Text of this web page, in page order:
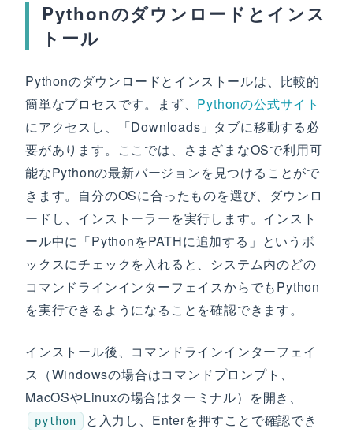
Pythonのダウンロードとインス
トール
Pythonのダウンロードとインストールは、比較的
簡単なプロセスです。まず、 Pythonの公式サイト
にアクセスし、「Downloads」タブに移動する必
要があります。ここでは、さまざまなOSで利用可
能なPythonの最新バージョンを見つけることがで
きます。自分のOSに合ったものを選び、ダウンロ
ードし、インストーラーを実行します。インスト
ール中に「PythonをPATHに追加する」というボ
ックスにチェックを入れると、システム内のどの
コマンドラインインターフェイスからでもPython
を実行できるようになることを確認できます。
インストール後、コマンドラインインターフェイ
ス（Windowsの場合はコマンドプロンプト、
MacOSやLinuxの場合はターミナル）を開き、
python
と入力し、Enterを押すことで確認でき